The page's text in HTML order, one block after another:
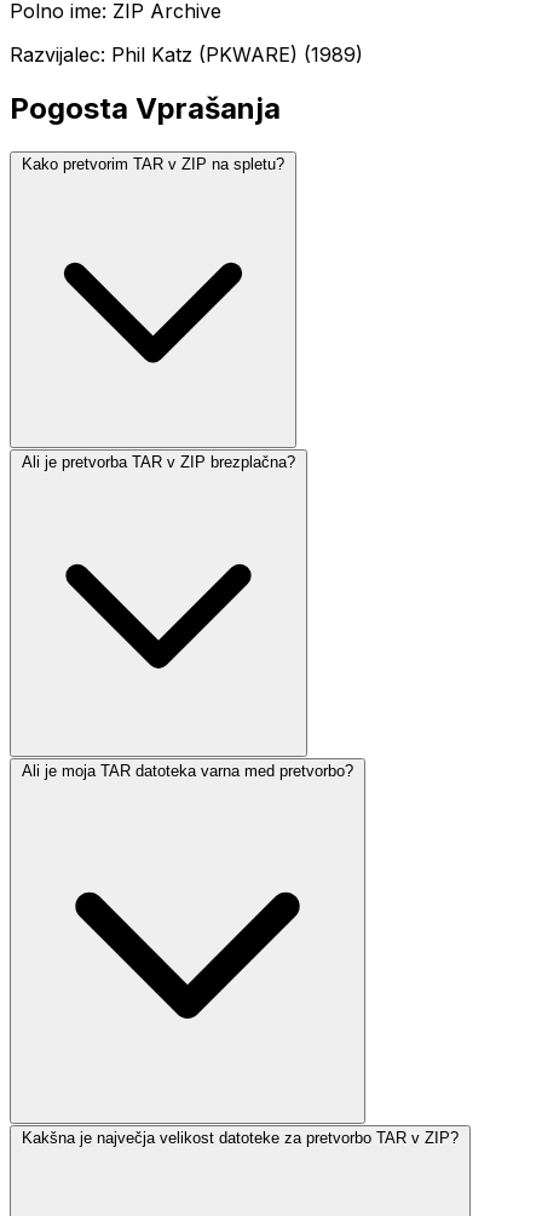
Polno ime: ZIP Archive
Razvijalec: Phil Katz (PKWARE) (1989)
Pogosta Vprašanja
Kako pretvorim TAR v ZIP na spletu?
Ali je pretvorba TAR v ZIP brezplačna?
Ali je moja TAR datoteka varna med pretvorbo?
Kakšna je največja velikost datoteke za pretvorbo TAR v ZIP?